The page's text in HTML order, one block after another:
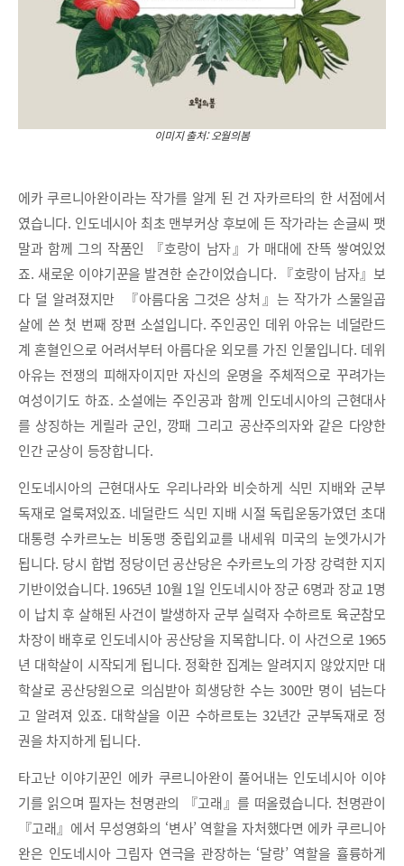
이미지 출처: 오월의봄
에카 쿠르니아완이라는 작가를 알게 된 건 자카르타의 한 서점에서
였습니다. 인도네시아 최초 맨부커상 후보에 든 작가라는 손글씨 팻
말과 함께 그의 작품인 『호랑이 남자』가 매대에 잔뜩 쌓여있었
죠. 새로운 이야기꾼을 발견한 순간이었습니다. 『호랑이 남자』보
다 덜 알려졌지만 『아름다움 그것은 상처』는 작가가 스물일곱
살에 쓴 첫 번째 장편 소설입니다. 주인공인 데위 아유는 네덜란드
계 혼혈인으로 어려서부터 아름다운 외모를 가진 인물입니다. 데위
아유는 전쟁의 피해자이지만 자신의 운명을 주체적으로 꾸려가는
여성이기도 하죠. 소설에는 주인공과 함께 인도네시아의 근현대사
를 상징하는 게릴라 군인, 깡패 그리고 공산주의자와 같은 다양한
인간 군상이 등장합니다.
인도네시아의 근현대사도 우리나라와 비슷하게 식민 지배와 군부
독재로 얼룩져있죠. 네덜란드 식민 지배 시절 독립운동가였던 초대
대통령 수카르노는 비동맹 중립외교를 내세워 미국의 눈엣가시가
됩니다. 당시 합법 정당이던 공산당은 수카르노의 가장 강력한 지지
기반이었습니다. 1965년 10월 1일 인도네시아 장군 6명과 장교 1명
이 납치 후 살해된 사건이 발생하자 군부 실력자 수하르토 육군참모
차장이 배후로 인도네시아 공산당을 지목합니다. 이 사건으로 1965
년 대학살이 시작되게 됩니다. 정확한 집계는 알려지지 않았지만 대
학살로 공산당원으로 의심받아 희생당한 수는 300만 명이 넘는다
고 알려져 있죠. 대학살을 이끈 수하르토는 32년간 군부독재로 정
권을 차지하게 됩니다.
타고난 이야기꾼인 에카 쿠르니아완이 풀어내는 인도네시아 이야
기를 읽으며 필자는 천명관의 『고래』를 떠올렸습니다. 천명관이
『고래』에서 무성영화의 ‘변사’ 역할을 자처했다면 에카 쿠르니아
완은 인도네시아 그림자 연극을 관장하는 ‘달랑’ 역할을 휼륭하게